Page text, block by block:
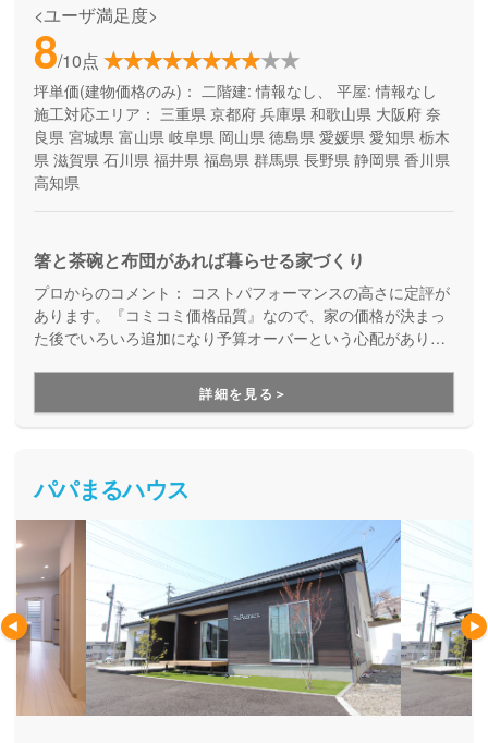
<ユーザ満足度>
8/10点
坪単価(建物価格のみ)： 二階建: 情報なし、 平屋: 情報なし
施工対応エリア： 三重県 京都府 兵庫県 和歌山県 大阪府 奈
良県 宮城県 富山県 岐阜県 岡山県 徳島県 愛媛県 愛知県 栃木
県 滋賀県 石川県 福井県 福島県 群馬県 長野県 静岡県 香川県
高知県
箸と茶碗と布団があれば暮らせる家づくり
プロからのコメント： コストパフォーマンスの高さに定評が
あります。『コミコミ価格品質』なので、家の価格が決まっ
た後でいろいろ追加になり予算オーバーという心配がありま
詳細を見る＞
パパまるハウス